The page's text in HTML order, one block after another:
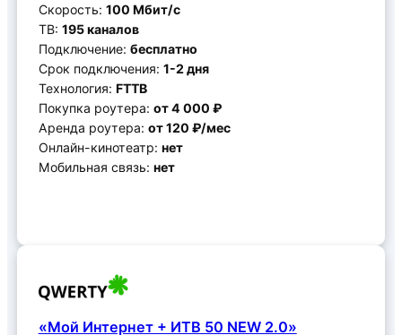
Скорость: 100 Мбит/с
ТВ: 195 каналов
Подключение: бесплатно
Срок подключения: 1-2 дня
Технология: FTTB
Покупка роутера: от 4 000 ₽
Аренда роутера: от 120 ₽/мес
Онлайн-кинотеатр: нет
Мобильная связь: нет
«Мой Интернет + ИТВ 50 NEW 2.0»